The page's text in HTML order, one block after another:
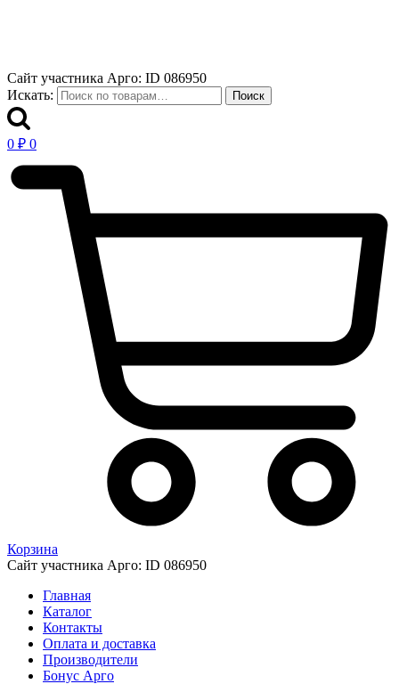
Сайт участника Арго: ID 086950
Искать:
Поиск
0 ₽ 0
Корзина
Сайт участника Арго: ID 086950
Главная
Каталог
Контакты
Оплата и доставка
Производители
Бонус Арго